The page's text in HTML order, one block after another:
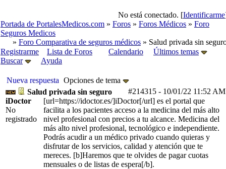
No está conectado. [Identificarme
Portada de PortalesMedicos.com » Foros » Foros Médicos » Foro
Seguros Medicos
» Foro Comparativa de seguros médicos » Salud privada sin
Registrarme
Lista de Foros Calendario
Últimos temas
Buscar
Ayuda
Nueva respuesta Opciones de tema
#214315 - 10/01/22 11:52 AM
Salud privada sin seguro
iDoctor
No
registrado
[url=https://idoctor.es/]iDoctor[/url] es el portal que
facilita a los pacientes acceso a la medicina del más alto
nivel profesional con precios a tu alcance. Medicina del
más alto nivel profesional, tecnológico e independiente.
Podrás acudir a un médico privado cuando quieras y
disfrutar de los servicios, calidad y atención que te
mereces. [b]Haremos que te olvides de pagar cuotas
mensuales o de listas de espera[/b].